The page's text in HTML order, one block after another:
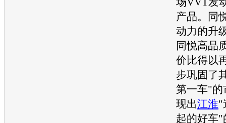
产品。
同
动力的升
同悦高品
价比得以
步巩固了
第一车"的
现出江淮"
起的好车"